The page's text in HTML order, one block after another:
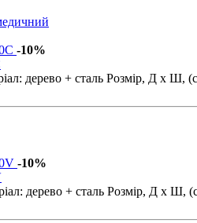
-10%
дерево + сталь Розмір, Д x Ш,
-10%
дерево + сталь Розмір, Д x Ш,